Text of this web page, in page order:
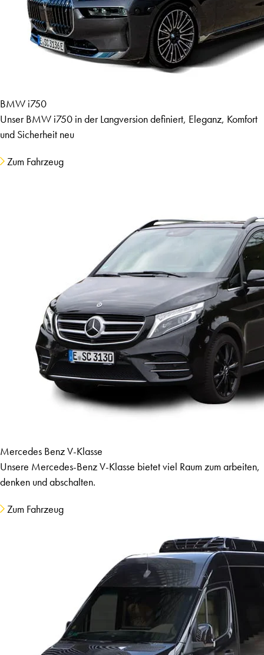
BMW i750
Unser BMW i750 in der Langversion definiert, Eleganz, Komfort
und Sicherheit neu
Zum Fahrzeug
Mercedes Benz V-Klasse
Unsere Mercedes-Benz V-Klasse bietet viel Raum zum arbeiten,
denken und abschalten.
Zum Fahrzeug